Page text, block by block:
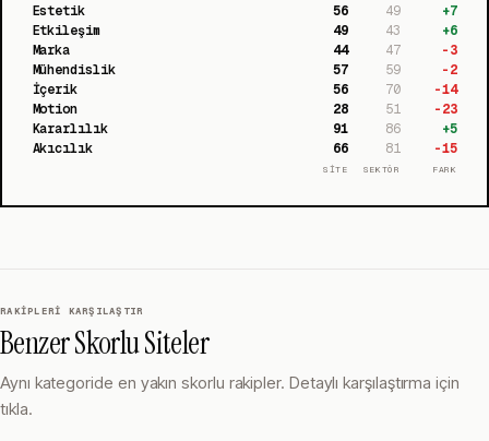
Estetik 56 49 +7
Etkileşim
49 43 +6
Marka
44 47
-3
Mühendislik
57 59
-2
İçerik
56 70
-14
Motion
28 51
-23
Kararlılık
91 86 +5
Akıcılık
66 81 -15
SİTE SEKTÖR FARK
RAKIPLERI KARŞILAŞTIR
Benzer Skorlu Siteler
Aynı kategoride en yakın skorlu rakipler. Detaylı karşılaştırma için
tıkla.